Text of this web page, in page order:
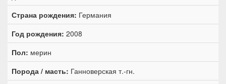
Страна рождения: Германия
Год рождения: 2008
Пол: мерин
Порода / масть: Ганноверская т.-гн.